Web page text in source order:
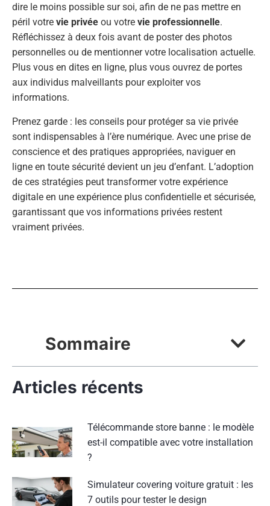
dire le moins possible sur soi, afin de ne pas mettre en
péril votre vie privée ou votre vie professionnelle.
Réfléchissez à deux fois avant de poster des photos
personnelles ou de mentionner votre localisation actuelle.
Plus vous en dites en ligne, plus vous ouvrez de portes
aux individus malveillants pour exploiter vos
informations.
Prenez garde : les conseils pour protéger sa vie privée
sont indispensables à l’ère numérique. Avec une prise de
conscience et des pratiques appropriées, naviguer en
ligne en toute sécurité devient un jeu d’enfant. L’adoption
de ces stratégies peut transformer votre expérience
digitale en une expérience plus confidentielle et sécurisée,
garantissant que vos informations privées restent
vraiment privées.
Sommaire
Articles récents
Télécommande store banne : le modèle
est-il compatible avec votre installation
?
Simulateur covering voiture gratuit : les
7 outils pour tester le design